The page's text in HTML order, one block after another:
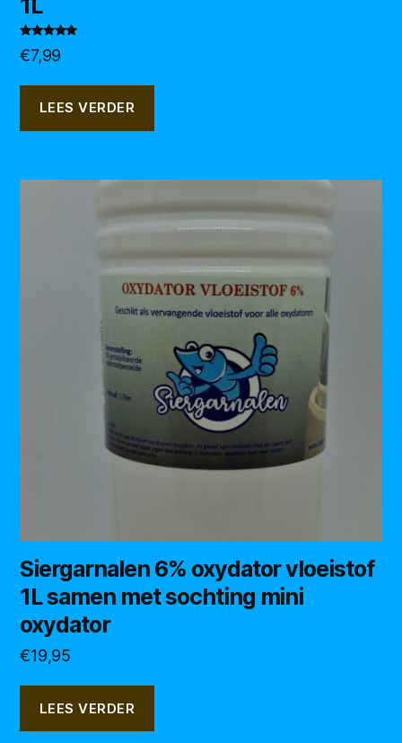
1L
Gewaardeerd
5.00uit 5
€7,99
LEES VERDER
Siergarnalen 6% oxydator vloeistof
1L samen met sochting mini
oxydator
€19,95
LEES VERDER